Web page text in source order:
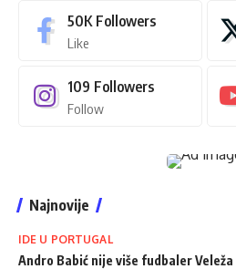
50K Followers
Like
109 Followers
Follow
Najnovije
IDE U PORTUGAL
Andro Babić nije više fudbaler Veleža